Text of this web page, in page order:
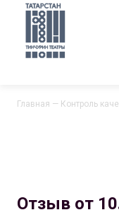
Главная — Контроль
Отзыв от